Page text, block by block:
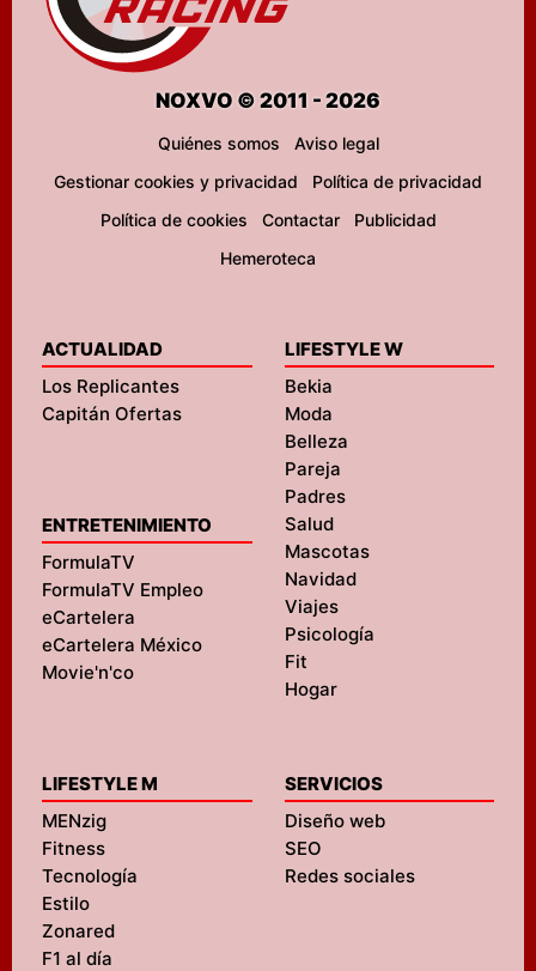
NOXVO © 2011 - 2026
Quiénes somos
Aviso legal
Gestionar cookies y privacidad
Política de privacidad
Política de cookies
Contactar
Publicidad
Hemeroteca
ACTUALIDAD
Los Replicantes
Capitán Ofertas
ENTRETENIMIENTO
FormulaTV
FormulaTV Empleo
eCartelera
eCartelera México
Movie'n'co
LIFESTYLE W
Bekia
Moda
Belleza
Pareja
Padres
Salud
Mascotas
Navidad
Viajes
Psicología
Fit
Hogar
LIFESTYLE M
MENzig
Fitness
Tecnología
Estilo
Zonared
F1 al día
SERVICIOS
Diseño web
SEO
Redes sociales